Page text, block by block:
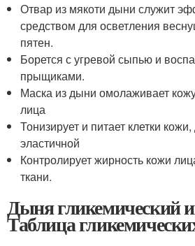
Отвар из мякоти дыни служит
средством для осветления
пятен.
Борется с угревой сыпью и
прыщиками.
Маска из дыни омолаживает
лица
Тонизирует и питает клетки
эластичной
Контролирует жирность кожи
ткани.
Дыня гликемический
Таблица